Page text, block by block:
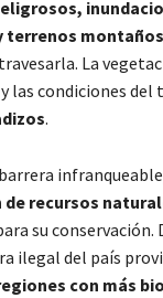
terrenos
La
y las condiciones
.
recursos
su conservación.
ilegal del país
con más